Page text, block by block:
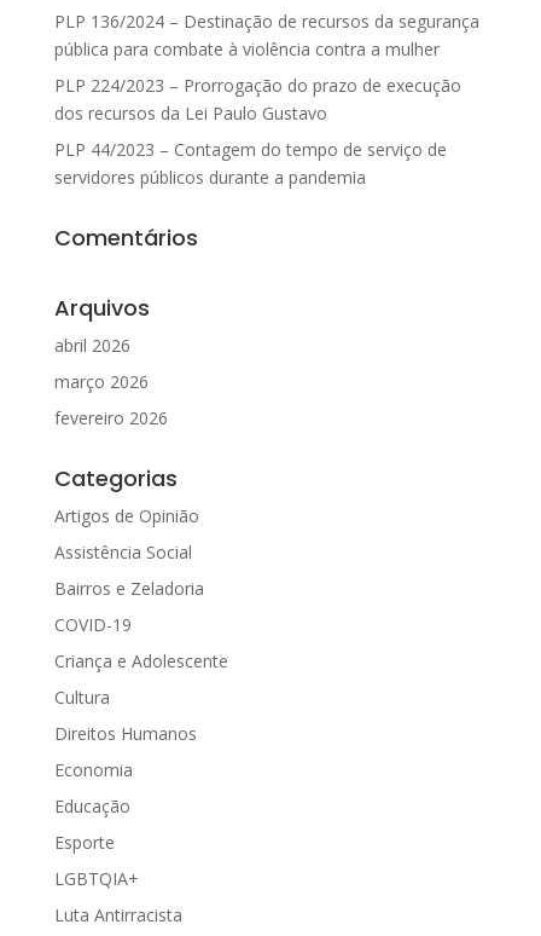
PLP 136/2024 – Destinação de recursos da segurança
pública para combate à violência contra a mulher
PLP 224/2023 – Prorrogação do prazo de execução
dos recursos da Lei Paulo Gustavo
PLP 44/2023 – Contagem do tempo de serviço de
servidores públicos durante a pandemia
Comentários
Arquivos
abril 2026
março 2026
fevereiro 2026
Categorias
Artigos de Opinião
Assistência Social
Bairros e Zeladoria
COVID-19
Criança e Adolescente
Cultura
Direitos Humanos
Economia
Educação
Esporte
LGBTQIA+
Luta Antirracista